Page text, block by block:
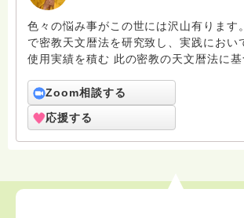
色々の悩み事がこの世には沢山有ります
で密教天文暦法を研究致し、実践におい
使用実績を積む 此の密教の天文暦法に
座祈祷も承って居ります。 本来、供養
渡り此れを継続的行うものですが、 一回
祈祷を一座供養・一座祈祷として、此処
のです。 なお、遠方のお方でも、承り
Zoom相談する
応援する